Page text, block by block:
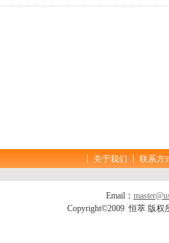
关于我们 联系方
Email：
Copyright©2009 恒萃 版权